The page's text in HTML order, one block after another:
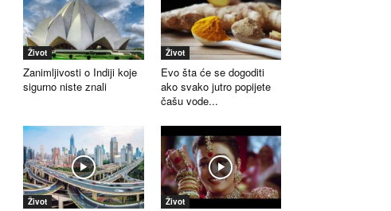
Život
Zanimljivosti o Indiji koje
sigurno niste znali
Život
Evo šta će se dogoditi
ako svako jutro popijete
čašu vode...
Život Život